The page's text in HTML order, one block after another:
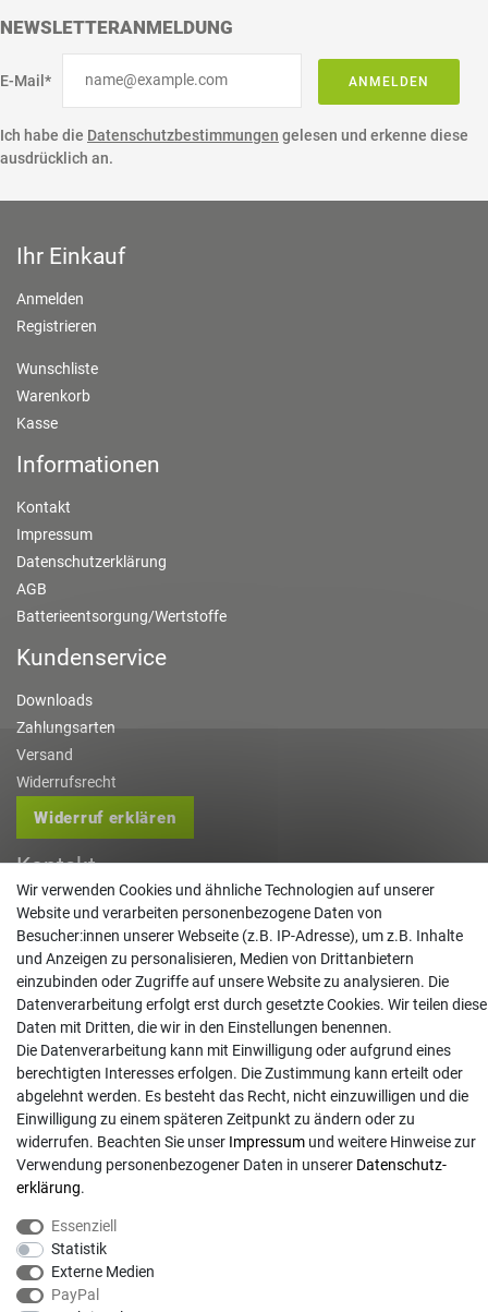
NEWSLETTERANMELDUNG
E-Mail* ANMELDEN
Ich habe die Datenschutzbestimmungen gelesen und erkenne diese
ausdrücklich an.
Ihr Einkauf
Anmelden
Registrieren
Wunschliste
Warenkorb
Kasse
Informationen
Kontakt
Impressum
Datenschutzerklärung
AGB
Batterieentsorgung/Wertstoffe
Kundenservice
Downloads
Zahlungsarten
Versand
Widerrufsrecht
Widerruf erklären
Kontakt
info@gartentechnik-hansen.de
0481 8565-0
Mo. - Do. 08:00 - 17:00 | Fr. 8:00 - 15:00
Anrufe aus dem dt. Festnetz zum Ortstarif, Preise aus dem Mobilfunknetz ggf.
abweichend (abhängig vom Provider).
© Copyright 2026 | Alle Rechte vorbehalten. - Gartentechnik Hansen | Realisation
Wir verwenden Cookies und ähnliche Technologien auf unserer
Website und verarbeiten personenbezogene Daten von
Besucher:innen unserer Webseite (z.B. IP-Adresse), um z.B. Inhalte
und Anzeigen zu personalisieren, Medien von Drittanbietern
einzubinden oder Zugriffe auf unsere Website zu analysieren. Die
Datenverarbeitung erfolgt erst durch gesetzte Cookies. Wir teilen diese
Daten mit Dritten, die wir in den Einstellungen benennen.
Die Datenverarbeitung kann mit Einwilligung oder aufgrund eines
berechtigten Interesses erfolgen. Die Zustimmung kann erteilt oder
abgelehnt werden. Es besteht das Recht, nicht einzuwilligen und die
Einwilligung zu einem späteren Zeitpunkt zu ändern oder zu
widerrufen. Beachten Sie unser Impressum und weitere Hinweise zur
Verwendung personenbezogener Daten in unserer Daten­schutz­
erklärung.
Essenziell
Statistik
Externe Medien
PayPal